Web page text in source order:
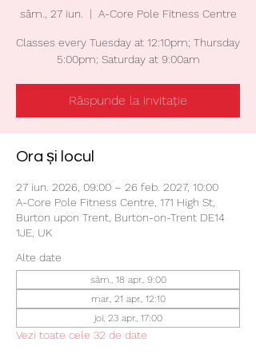
sâm., 27 iun.
  |
A-Core Pole Fitness Centre
Classes every Tuesday at 12:10pm; Thursday
5:00pm; Saturday at 9:00am
Răspunde la invitație
Ora și locul
27 iun. 2026, 09:00 – 26 feb. 2027, 10:00
A-Core Pole Fitness Centre, 171 High St,
Burton upon Trent, Burton-on-Trent DE14
1JE, UK
Alte date
sâm., 18 apr., 9:00
mar., 21 apr., 12:10
joi, 23 apr., 17:00
Vezi toate cele 32 de date